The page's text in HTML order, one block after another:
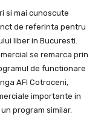
si mai cunoscute
de referinta pentru
liber in Bucuresti.
se remarca prin
de functionare
AFI Cotroceni,
importante in
program similar.